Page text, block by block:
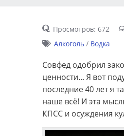
Просмотров: 672
Алкоголь/ Водка
Совфед одобрил
ценности... Я вот
последние 40 лет я
наше всё! И эта
КПСС и осуждения